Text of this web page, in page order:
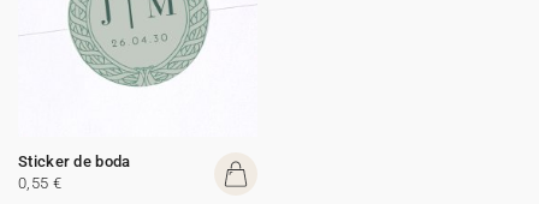
Sticker de boda
0,55 €